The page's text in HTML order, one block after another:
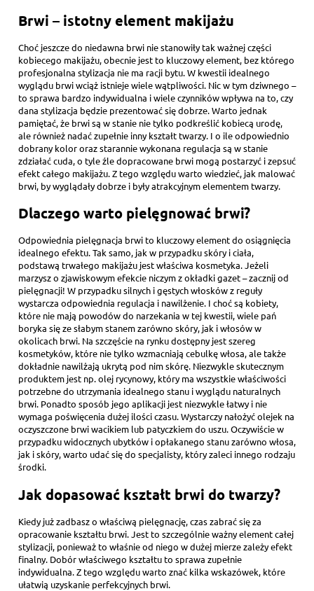
Brwi – istotny element makijażu
Choć jeszcze do niedawna brwi nie stanowiły tak ważnej części
kobiecego makijażu, obecnie jest to kluczowy element, bez którego
profesjonalna stylizacja nie ma racji bytu. W kwestii idealnego
wyglądu brwi wciąż istnieje wiele wątpliwości. Nic w tym dziwnego –
to sprawa bardzo indywidualna i wiele czynników wpływa na to, czy
dana stylizacja będzie prezentować się dobrze. Warto jednak
pamiętać, że brwi są w stanie nie tylko podkreślić kobiecą urodę,
ale również nadać zupełnie inny kształt twarzy. I o ile odpowiednio
dobrany kolor oraz starannie wykonana regulacja są w stanie
zdziałać cuda, o tyle źle dopracowane brwi mogą postarzyć i zepsuć
efekt całego makijażu. Z tego względu warto wiedzieć, jak malować
brwi, by wyglądały dobrze i były atrakcyjnym elementem twarzy.
Dlaczego warto pielęgnować brwi?
Odpowiednia pielęgnacja brwi to kluczowy element do osiągnięcia
idealnego efektu. Tak samo, jak w przypadku skóry i ciała,
podstawą trwałego makijażu jest właściwa kosmetyka. Jeżeli
marzysz o zjawiskowym efekcie niczym z okładki gazet – zacznij od
pielęgnacji! W przypadku silnych i gęstych włosków z reguły
wystarcza odpowiednia regulacja i nawilżenie. I choć są kobiety,
które nie mają powodów do narzekania w tej kwestii, wiele pań
boryka się ze słabym stanem zarówno skóry, jak i włosów w
okolicach brwi. Na szczęście na rynku dostępny jest szereg
kosmetyków, które nie tylko wzmacniają cebulkę włosa, ale także
dokładnie nawilżają ukrytą pod nim skórę. Niezwykle skutecznym
produktem jest np. olej rycynowy, który ma wszystkie właściwości
potrzebne do utrzymania idealnego stanu i wyglądu naturalnych
brwi. Ponadto sposób jego aplikacji jest niezwykle łatwy i nie
wymaga poświęcenia dużej ilości czasu. Wystarczy nałożyć olejek na
oczyszczone brwi wacikiem lub patyczkiem do uszu. Oczywiście w
przypadku widocznych ubytków i opłakanego stanu zarówno włosa,
jak i skóry, warto udać się do specjalisty, który zaleci innego rodzaju
środki.
Jak dopasować kształt brwi do twarzy?
Kiedy już zadbasz o właściwą pielęgnację, czas zabrać się za
opracowanie kształtu brwi. Jest to szczególnie ważny element całej
stylizacji, ponieważ to właśnie od niego w dużej mierze zależy efekt
finalny. Dobór właściwego kształtu to sprawa zupełnie
indywidualna. Z tego względu warto znać kilka wskazówek, które
ułatwią uzyskanie perfekcyjnych brwi.